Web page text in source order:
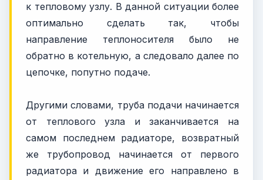
к тепловому узлу. В данной ситуации более
оптимально сделать так, чтобы
направление теплоносителя было не
обратно в котельную, а следовало далее по
цепочке, попутно подаче.
Другими словами, труба подачи начинается
от теплового узла и заканчивается на
самом последнем радиаторе, возвратный
же трубопровод начинается от первого
радиатора и движение его направлено в